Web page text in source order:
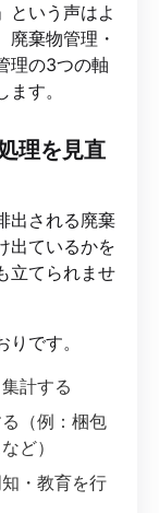
という声はよ
廃棄物管理・
理の3つの軸
す。
理を見直
出される廃棄
出ているかを
立てられませ
です。
計する
（例：梱包
ど）
・教育を行